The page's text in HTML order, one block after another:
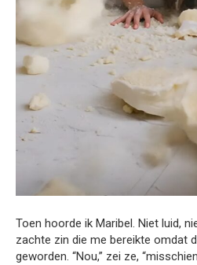
Toen hoorde ik Maribel. Niet luid,
zachte zin die me bereikte omdat
geworden. “Nou,” zei ze,